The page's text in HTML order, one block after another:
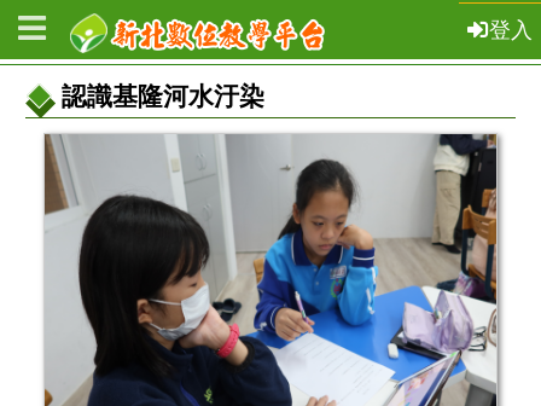
登入
認識基隆河水汙染
教
案
基